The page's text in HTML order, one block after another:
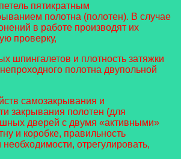
пятикратным
полотна (полотен). В случае
в работе производят их
проверку,
шпингалетов и плотность затяжки
полотна двупольной
самозакрывания и
закрывания полотен (для
дверей с двумя «активными»
и коробке, правильность
необходимости, отрегулировать,